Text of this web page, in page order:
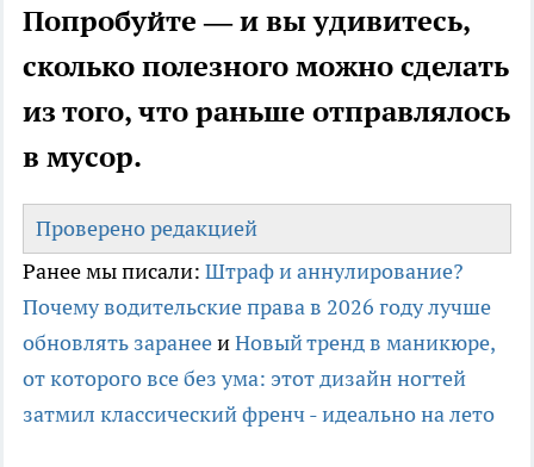
Попробуйте — и вы удивитесь,
сколько полезного можно сделать
из того, что раньше отправлялось
в мусор.
Проверено редакцией
Ранее мы писали: Штраф и аннулирование?
Почему водительские права в 2026 году лучше
обновлять заранееиНовый тренд в маникюре,
от которого все без ума: этот дизайн ногтей
затмил классический френч - идеально на лето